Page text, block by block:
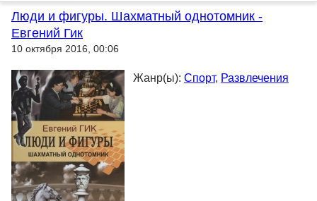
Люди и фигуры. Шахматный однотомник -
Евгений Гик
10 октября 2016, 00:06
Жанр(ы): Спорт, Развлечения